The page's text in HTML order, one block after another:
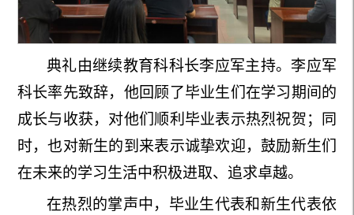
典礼由继续教育科科长李应军主持。李应军
科长率先致辞，他回顾了毕业生们在学习期间的
成长与收获，对他们顺利毕业表示热烈祝贺；同
时，也对新生的到来表示诚挚欢迎，鼓励新生们
在未来的学习生活中积极进取、追求卓越。
在热烈的掌声中，毕业生代表和新生代表依